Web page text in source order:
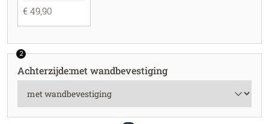
€ 49,90
2
Achterzijde:met wandbevestiging